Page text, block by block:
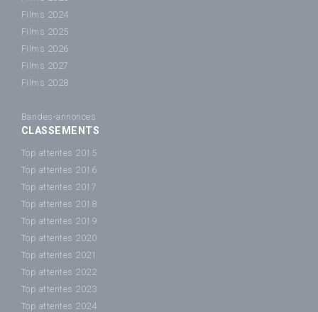
Films 2024
Films 2025
Films 2026
Films 2027
Films 2028
Bandes-annonces
CLASSEMENTS
Top attentes 2015
Top attentes 2016
Top attentes 2017
Top attentes 2018
Top attentes 2019
Top attentes 2020
Top attentes 2021
Top attentes 2022
Top attentes 2023
Top attentes 2024